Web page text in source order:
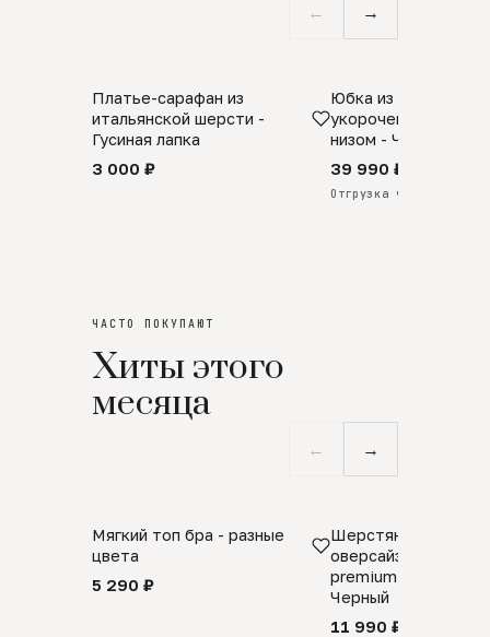
← →
SALE
Платье-сарафан из
итальянской шерсти -
Гусиная лапка
3 000 ₽
ПРЕДЗАКАЗ
Юбка из
укороченная с
низом - Черный
39 990 ₽
Отгрузка через 25 дней
ЧАСТО ПОКУПАЮТ
Хиты этого
месяца
← →
Мягкий топ бра - разные
цвета
5 290 ₽
Шерстяной свитер
оверсайз 100%
premium merino
Черный
11 990 ₽